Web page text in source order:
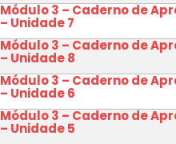
Módulo 3 – Caderno de
– Unidade 7
Módulo 3 – Caderno de
– Unidade 8
Módulo 3 – Caderno de
– Unidade 6
Módulo 3 – Caderno de
– Unidade 5